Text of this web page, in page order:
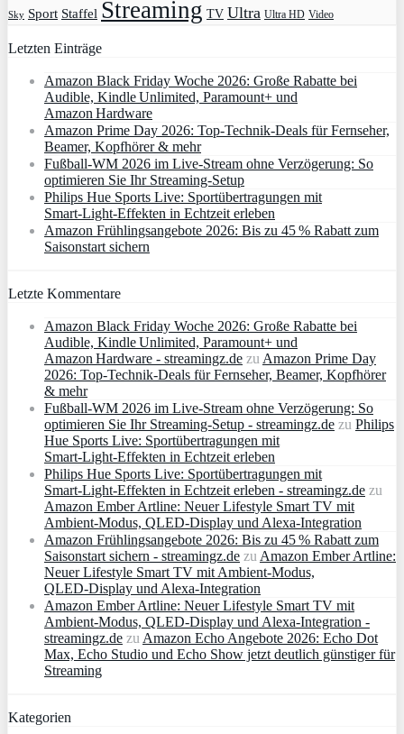
Sky Sport Staffel Streaming TV Ultra Ultra HD Video
Letzten Einträge
Amazon Black Friday Woche 2026: Große Rabatte bei
Audible, Kindle Unlimited, Paramount+ und
Amazon Hardware
Amazon Prime Day 2026: Top-Technik-Deals für Fernseher,
Beamer, Kopfhörer & mehr
Fußball-WM 2026 im Live-Stream ohne Verzögerung: So
optimieren Sie Ihr Streaming-Setup
Philips Hue Sports Live: Sportübertragungen mit
Smart‑Light‑Effekten in Echtzeit erleben
Amazon Frühlingsangebote 2026: Bis zu 45 % Rabatt zum
Saisonstart sichern
Letzte Kommentare
Amazon Black Friday Woche 2026: Große Rabatte bei
Audible, Kindle Unlimited, Paramount+ und
Amazon Hardware - streamingz.de zuAmazon Prime Day
2026: Top-Technik-Deals für Fernseher, Beamer, Kopfhörer
& mehr
Fußball-WM 2026 im Live-Stream ohne Verzögerung: So
optimieren Sie Ihr Streaming-Setup - streamingz.de zu Philips
Hue Sports Live: Sportübertragungen mit
Smart‑Light‑Effekten in Echtzeit erleben
Philips Hue Sports Live: Sportübertragungen mit
Smart‑Light‑Effekten in Echtzeit erleben - streamingz.de zu
Amazon Ember Artline: Neuer Lifestyle Smart TV mit
Ambient‑Modus, QLED‑Display und Alexa‑Integration
Amazon Frühlingsangebote 2026: Bis zu 45 % Rabatt zum
Saisonstart sichern - streamingz.de zuAmazon Ember Artline:
Neuer Lifestyle Smart TV mit Ambient‑Modus,
QLED‑Display und Alexa‑Integration
Amazon Ember Artline: Neuer Lifestyle Smart TV mit
Ambient‑Modus, QLED‑Display und Alexa‑Integration -
streamingz.de zuAmazon Echo Angebote 2026: Echo Dot
Max, Echo Studio und Echo Show jetzt deutlich günstiger für
Streaming
Kategorien